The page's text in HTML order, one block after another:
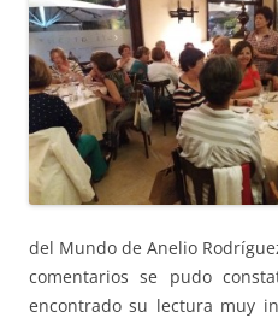
del Mundo de Anelio
comentarios se pudo
encontrado su lectura muy